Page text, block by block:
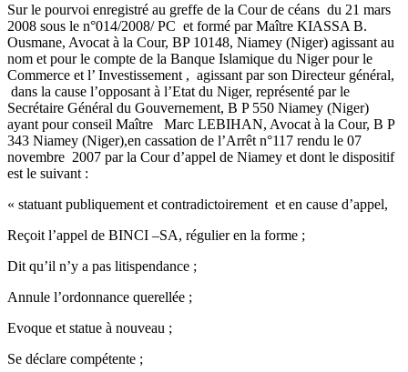
Sur le pourvoi enregistré au greffe de la Cour de céans du 21 mars
2008 sous le n°014/2008/ PC et formé par Maître KIASSA B.
Ousmane, Avocat à la Cour, BP 10148, Niamey (Niger) agissant au
nom et pour le compte de la Banque Islamique du Niger pour le
Commerce et l’ Investissement , agissant par son Directeur général,
dans la cause l’opposant à l’Etat du Niger, représenté par le
Secrétaire Général du Gouvernement, B P 550 Niamey (Niger)
ayant pour conseil Maître Marc LEBIHAN, Avocat à la Cour, B P
343 Niamey (Niger),en cassation de l’Arrêt n°117 rendu le 07
novembre 2007 par la Cour d’appel de Niamey et dont le dispositif
est le suivant :
« statuant publiquement et contradictoirement et en cause d’appel,
Reçoit l’appel de BINCI –SA, régulier en la forme ;
Dit qu’il n’y a pas litispendance ;
Annule l’ordonnance querellée ;
Evoque et statue à nouveau ;
Se déclare compétente ;